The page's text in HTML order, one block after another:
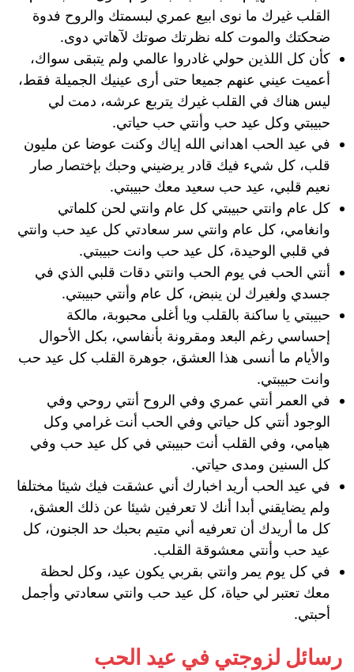
القلب غيرك ما نوى ابيع عمري لبسمتك والروح فدوة
ضحكتك والموت كله نظرتك صوتك لآهاتي دوى.
كأن كل اللذين حولي غادروا عالمي ولم يتبقى سواك،
أعميت عيني عنهم جميعا حتى أرى عينيك الجميلة فقط،
ليس هناك في القلب غيرك يتربع عرشه، دمت لي
حبيبتي وكل عيد حب وأنتي حب حياتي.
في عيد الحب اهداني الله إياك وكنت عوضا عن مليون
قلب، كل شيء فيك قادر يرضيني وحبك بإختصار صار
نعيم قلبي، عيد حب سعيد معك حبيبتي.
كل عام وانتي حبيبتي كل عام وانتي لحن كلماتي
وانغامي، كل عام وانتي سر سعادتي كل عيد حب وانتي
في قلبي الوحيدة، كل عيد حب وانت حبيبتي.
أنتي الحب في يوم الحب وانتي دقات قلبي الذي في
جسدي ولغيرك لن ينبض، كل عام وأنتي حبيبتي.
حبيبتي يا ساكنة بالقلب ويا أغلى محبوبة، مالكة
إحساسي رغم البعد ومقرونة بأنفاسي، بكل الأحوال
والأيام ما أنسى هذا العشق، جوهرة القلب كل عيد حب
وانت حبيبتي.
في العمر أنتي عمري وفي الروح أنتي روحي وفي
الوجود أنتي كل حياتي وفي الحب أنت غرامي وكل
هيامي، وفي القلب أنت حبيبتي في كل عيد حب وفي
كل السنين ومدى حياتي.
في عيد الحب أريد اخبارك أني عشقت فيك شيئا مختلفا
ولم يضايقني أبدا أنك لا تعرفين شيئا عن ذلك العشق،
كل ما أريدك أن تعرفيه أني متيم بحبك حد الجنون، كل
عيد حب وأنتي معشوقة القلب.
في كل يوم يمر وانتي بقربي يكون عيد، وكل لحظة
معك تعتبر لي حياة، كل عيد حب وانتي سعادتي وأجمل
أحبتي.
رسائل لزوجتي في عيد الحب